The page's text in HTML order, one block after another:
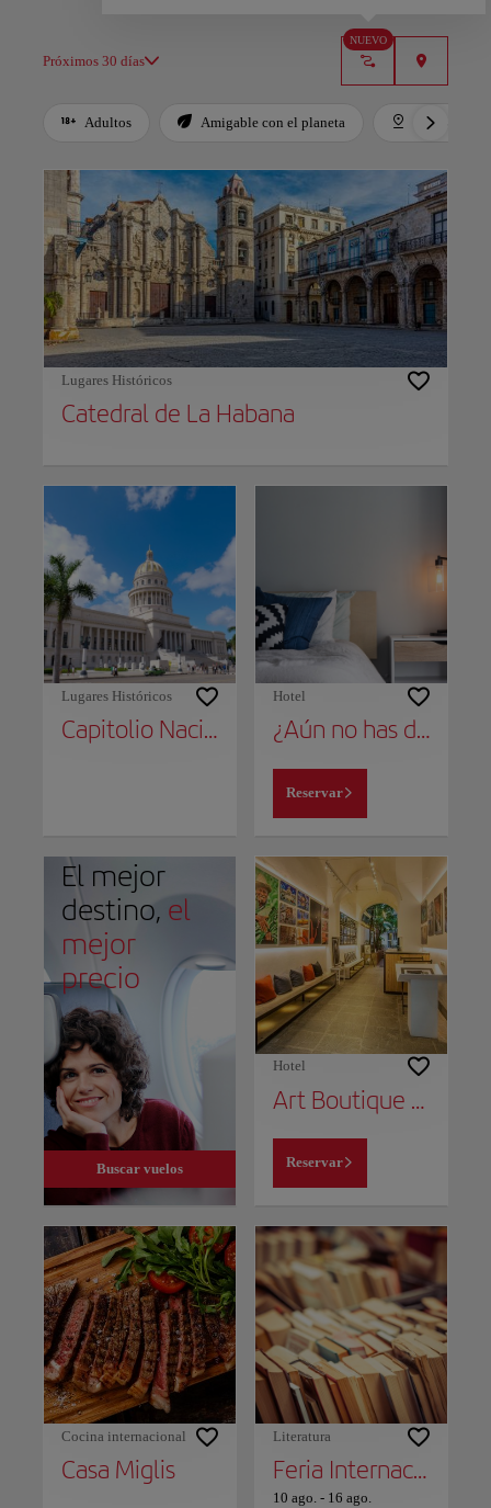
Próximos 30 días
NUEVO
Adultos Amigable con el planeta
Destacados
Lugares Históricos
Catedral de La Habana
Lugares Históricos
Capitolio Nacional
Hotel
¿Aún no has decidido dónde alojarte?
Reservar
El mejor
destino, el
mejor
precio
Buscar vuelos
Hotel
Art Boutique Hotel Havana
Reservar
Cocina internacional
Casa Miglis
Literatura
Feria Internacional del Libro de La Habana
10 ago. - 16 ago.